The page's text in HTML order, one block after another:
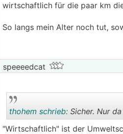
wirtschaftlich für die paar km
So langs mein Alter noch tut,
speeeedcat
thohem schrieb:Sicher. Nur da
"Wirtschaftlich" ist der